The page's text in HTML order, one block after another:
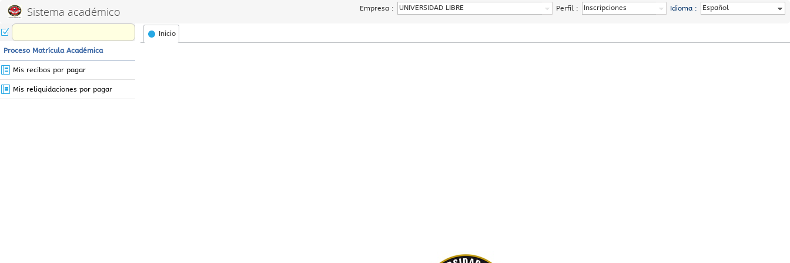
Sistema académico Empresa : UNIVERSIDAD LIBRE Perfil : Inscripciones Idioma : Español
Proceso Matrícula Académica
Mis recibos por pagar
Mis reliquidaciones por pagar
Inicio